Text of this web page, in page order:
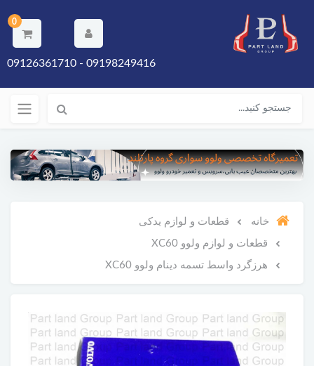
0
09198249416 - 09126361710
خانه قطعات و لوازم یدکی
قطعات و لوازم ولوو XC60
هرزگرد واسط تسمه دینام ولوو XC60